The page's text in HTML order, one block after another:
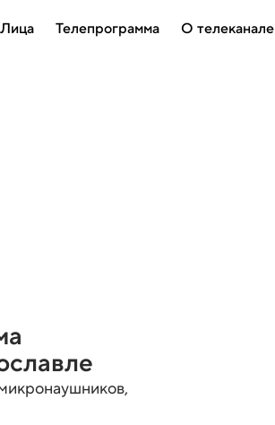
Лица Телепрограмма О телеканале